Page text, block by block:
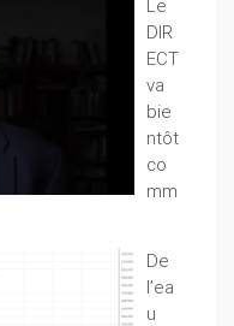
Le
DIR
ECT
va
bie
ntôt
co
mm
De
l’ea
u